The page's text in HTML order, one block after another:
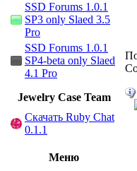
SSD Forums 1.0.1
SP3 only Slaed 3.5
Pro
SSD Forums 1.0.1
SP4-beta only Slaed
4.1 Pro
Jewelry Сase Team
Скачать Ruby Chat
0.1.1
Меню